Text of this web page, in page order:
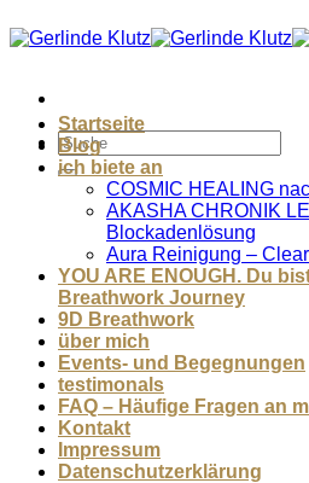
Inhalt
Startseite
Blog
ich biete an
COSMIC HEALING
AKASHA CHRONIK
Blockadenlösung
Aura Reinigung –
YOU ARE ENOUGH. Du
Breathwork Journey
9D Breathwork
über mich
Events- und Begegnungen
testimonals
FAQ – Häufige Fragen an
Kontakt
Impressum
Datenschutzerklärung